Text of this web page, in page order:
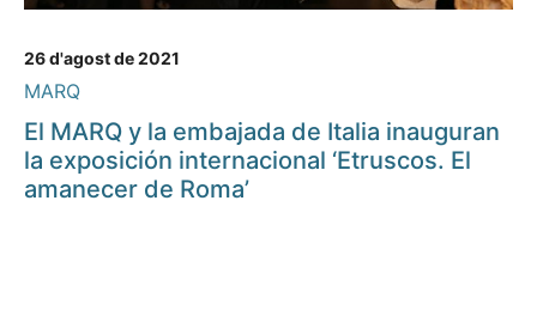
26 d'agost de 2021
MARQ
El MARQ y la embajada de Italia inauguran
la exposición internacional ‘Etruscos. El
amanecer de Roma’